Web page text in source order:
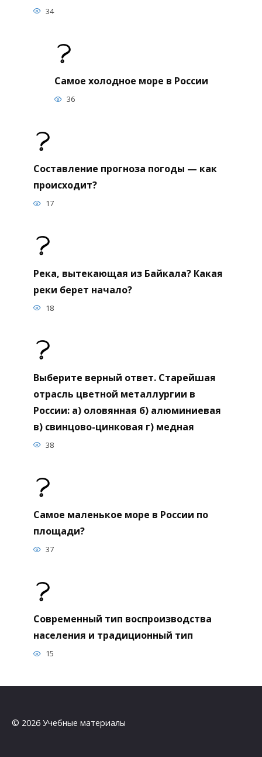
34
Самое холодное море в России
36
Составление прогноза погоды — как
происходит?
17
Река, вытекающая из Байкала? Какая
реки берет начало?
18
Выберите верный ответ. Старейшая
отрасль цветной металлургии в
России: а) оловянная б) алюминиевая
в) свинцово-цинковая г) медная
38
Самое маленькое море в России по
площади?
37
Современный тип воспроизводства
населения и традиционный тип
15
© 2026 Учебные материалы